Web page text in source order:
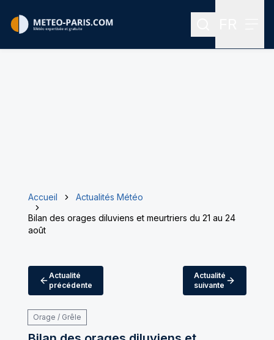
Rechercher
Accueil
Actualités Météo
Bilan des orages diluviens et meurtriers du 21 au 24
août
Actualité
précédente
Actualité
suivante
Orage / Grêle